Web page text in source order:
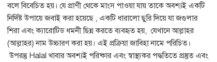
বলে বিবেচিত হয়। যে প্রাণী থেকে মাংস পাওয়া যায় তাকে অবশ্যই একটি
নির্দিষ্ট উপায়ে জবাই করা হয়েছে , একটি ধারালো ছুরি দিয়ে যা জগুলার
শিরা এবং ক্যারোটিড ধমনী ছিন্ন করতে ব্যবহৃত হয়, যেখানে আল্লাহর
(আল্লাহর) নাম উচ্চারণ করা হয়। এই প্রক্রিয়া জাবিহা নামে পরিচিত।
উপরন্তু Halal খাবার অবশ্যই পরিষ্কার এবং স্বাস্থ্যকর পদ্ধতিতে প্রস্তুত এবং